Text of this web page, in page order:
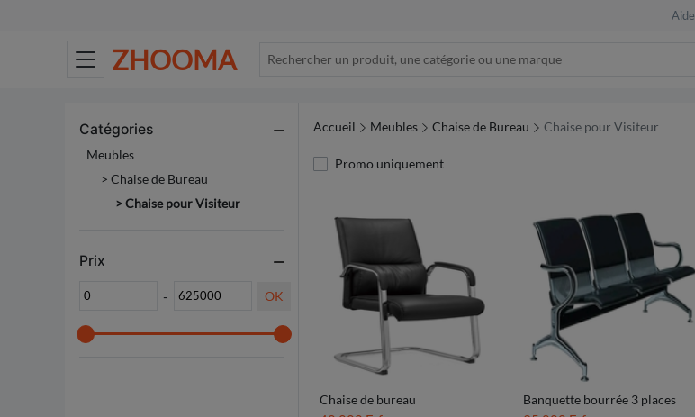
Aide
ZHOOMA
Catégories
Meubles
> Chaise de Bureau
> Chaise pour Visiteur
Prix
- OK
Accueil Meubles Chaise de Bureau Chaise pour Visiteur
Promo uniquement
Chaise de bureau Banquette bourrée 3 places